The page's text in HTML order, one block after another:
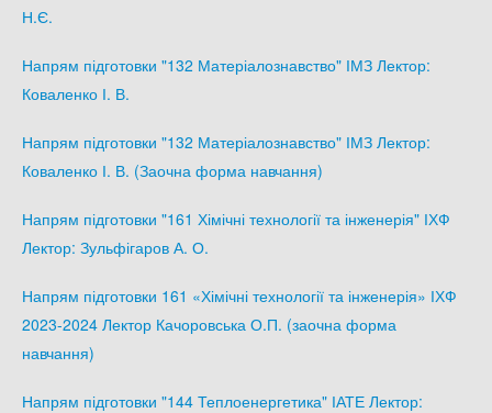
Н.Є.
Напрям підготовки "132 Матеріалознавство" ІМЗ Лектор:
Коваленко І. В.
Напрям підготовки "132 Матеріалознавство" ІМЗ Лектор:
Коваленко І. В. (Заочна форма навчання)
Напрям підготовки "161 Хімічні технології та інженерія" ІХФ
Лектор: Зульфігаров А. О.
Напрям підготовки 161 «Хімічні технології та інженерія» ІХФ
2023-2024 Лектор Качоровська О.П. (заочна форма
навчання)
Напрям підготовки "144 Теплоенергетика" ІАТЕ Лектор: